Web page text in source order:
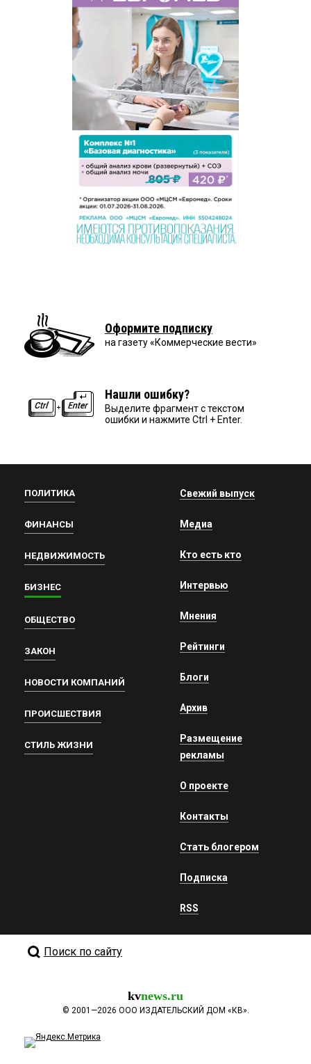
Оформите подписку
на газету «Коммерческие вести»
Нашли ошибку?
Выделите фрагмент с текстом
ошибки и нажмите Ctrl + Enter.
ПОЛИТИКА
ФИНАНСЫ
НЕДВИЖИМОСТЬ
БИЗНЕС
ОБЩЕСТВО
ЗАКОН
НОВОСТИ КОМПАНИЙ
ПРОИСШЕСТВИЯ
СТИЛЬ ЖИЗНИ
Свежий выпуск
Медиа
Кто есть кто
Интервью
Мнения
Рейтинги
Блоги
Архив
Размещение
рекламы
О проекте
Контакты
Стать блогером
Подписка
RSS
Поиск по сайту
kvnews.ru
© 2001—2026 ООО ИЗДАТЕЛЬСКИЙ ДОМ «КВ».